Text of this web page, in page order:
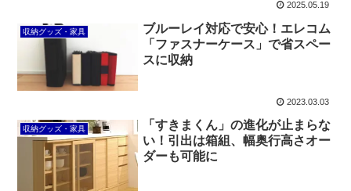
2025.05.19
収納グッズ・家具
ブルーレイ対応で安心！エレコム
「ファスナーケース」で省スペー
スに収納
2023.03.03
収納グッズ・家具
「すきまくん」の進化が止まらな
い！引出は箱組、幅奥行高さオー
ダーも可能に